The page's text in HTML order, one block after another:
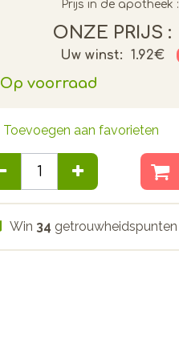
Prijs in de apotheek :
ONZE PRIJS :
Uw winst: 1.92€
Op voorraad
Toevoegen aan favorieten
Win 34 getrouwheidspunten